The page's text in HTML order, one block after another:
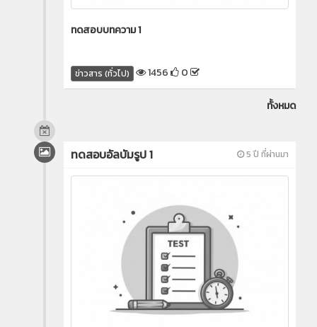
ทดสอบบทความ 1
ข่าวสาร (ทั่วไป) 1456 0
ทั้งหมด
5 ปี ที่ผ่านมา
ทดสอบอัลบัมรูป 1